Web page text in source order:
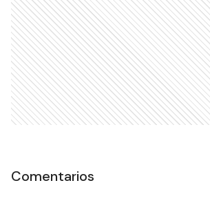
Comentarios